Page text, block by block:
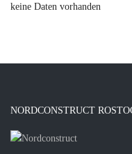
keine Daten vorhanden
NORDCONSTRUCT